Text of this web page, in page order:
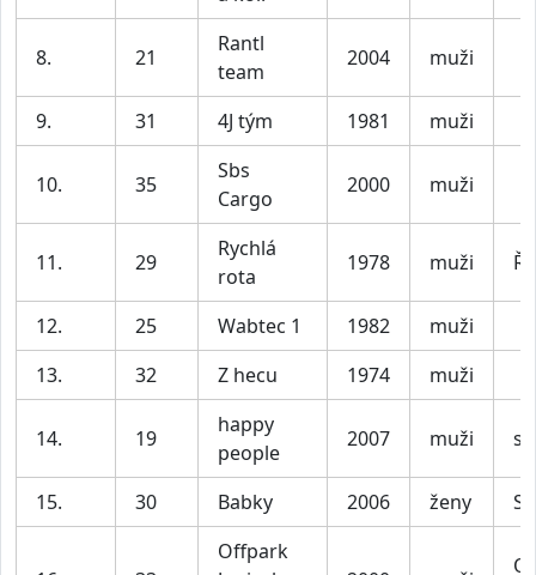
8. 21
Rantl
team
2004 muži
9. 31 4J tým 1981 muži
10. 35
Sbs
Cargo
2000 muži
11. 29
Rychlá
rota
1978 muži
12. 25 Wabtec 1 1982
muži
13.
32 Z hecu 1974 muži
14. 19
happy
people
2007 muži
15. 30 Babky 2006 ženy
Offpark